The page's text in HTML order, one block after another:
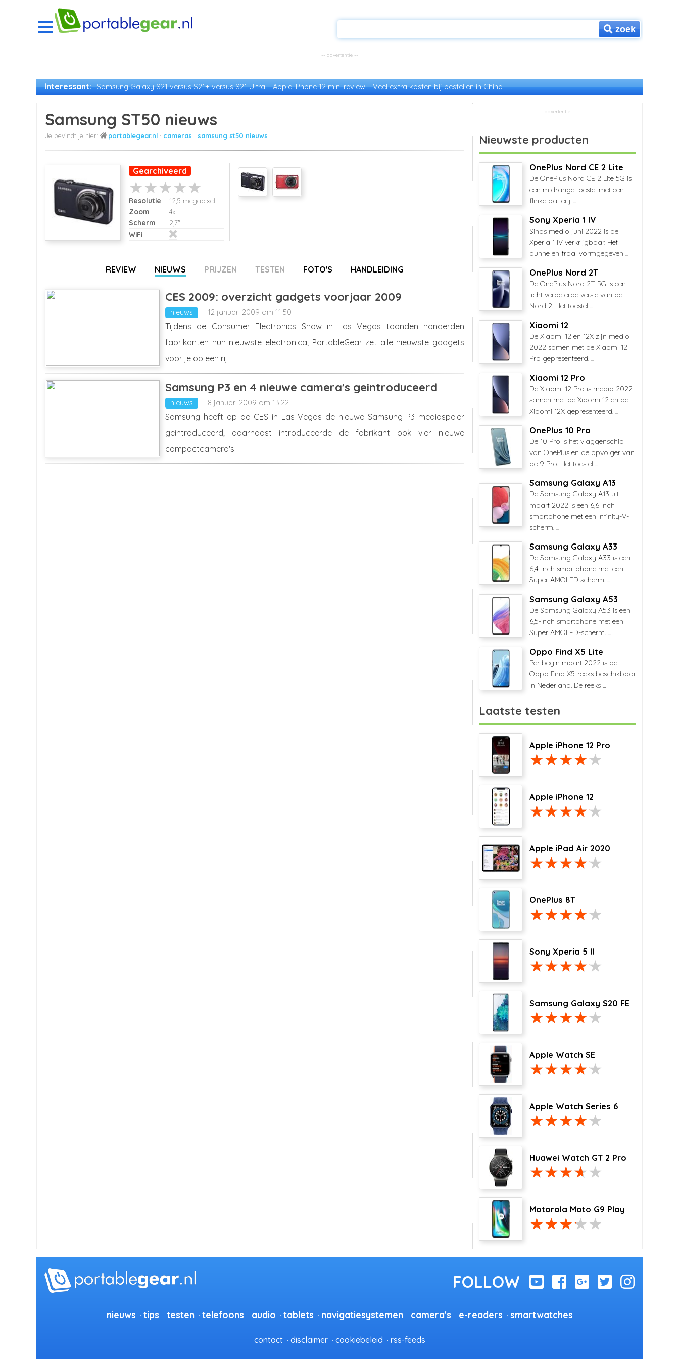
zoek
Interessant: Samsung Galaxy S21 versus S21+ versus S21 Ultra Apple iPhone 12 mini review Veel extra kosten bij bestellen in China
Samsung ST50 nieuws
portablegear.nl cameras samsung st50 nieuws
Gearchiveerd
Resolutie
12,5 megapixel
Zoom
4x
Scherm
2,7"
WiFi
REVIEW NIEUWS PRIJZEN TESTEN FOTO'S HANDLEIDING
CES 2009: overzicht gadgets voorjaar 2009
nieuws 12 januari 2009 om 11:50
Tijdens de Consumer Electronics Show in Las Vegas toonden honderden
fabrikanten hun nieuwste electronica; PortableGear zet alle nieuwste gadgets
voor je op een rij.
Samsung P3 en 4 nieuwe camera's geintroduceerd
nieuws 8 januari 2009 om 13:22
Samsung heeft op de CES in Las Vegas de nieuwe Samsung P3 mediaspeler
geintroduceerd; daarnaast introduceerde de fabrikant ook vier nieuwe
compactcamera's.
Nieuwste producten
OnePlus Nord CE 2 Lite
De OnePlus Nord CE 2 Lite 5G is
een midrange toestel met een
flinke batterij ...
Sony Xperia 1 IV
Sinds medio juni 2022 is de
Xperia 1 IV verkrijgbaar. Het
dunne en fraai vormgegeven ...
OnePlus Nord 2T
De OnePlus Nord 2T 5G is een
licht verbeterde versie van de
Nord 2. Het toestel ...
Xiaomi 12
De Xiaomi 12 en 12X zijn medio
2022 samen met de Xiaomi 12
Pro gepresenteerd. ...
Xiaomi 12 Pro
De Xiaomi 12 Pro is medio 2022
samen met de Xiaomi 12 en de
Xiaomi 12X gepresenteerd. ...
OnePlus 10 Pro
De 10 Pro is het vlaggenschip
van OnePlus en de opvolger van
de 9 Pro. Het toestel ...
Samsung Galaxy A13
De Samsung Galaxy A13 uit
maart 2022 is een 6,6 inch
smartphone met een Infinity-V-
scherm. ...
Samsung Galaxy A33
De Samsung Galaxy A33 is een
6,4-inch smartphone met een
Super AMOLED scherm. ...
Samsung Galaxy A53
De Samsung Galaxy A53 is een
6,5-inch smartphone met een
Super AMOLED-scherm. ...
Oppo Find X5 Lite
Per begin maart 2022 is de
Oppo Find X5-reeks beschikbaar
in Nederland. De reeks ...
Laatste testen
Apple iPhone 12 Pro
Apple iPhone 12
Apple iPad Air 2020
OnePlus 8T
Sony Xperia 5 II
Samsung Galaxy S20 FE
Apple Watch SE
Apple Watch Series 6
Huawei Watch GT 2 Pro
Motorola Moto G9 Play
nieuws tips testen telefoons audio tablets navigatiesystemen camera's e-readers smartwatches
contact disclaimer cookiebeleid rss-feeds